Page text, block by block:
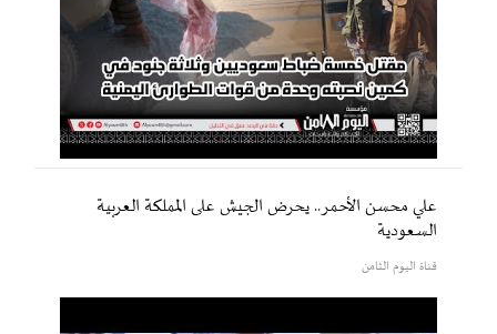
علي محسن الأحمر.. يحرض الجيش على المملكة العربية
السعودية
قناة اليوم الثامن